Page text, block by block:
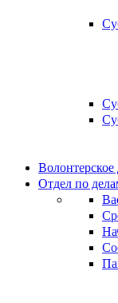
Отдел по